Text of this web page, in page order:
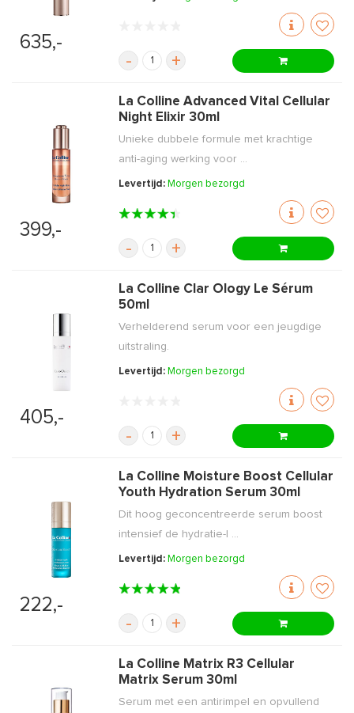
635,-
- +
399,-
La Colline Advanced Vital Cellular
Night Elixir 30ml
Unieke dubbele formule met krachtige
anti-aging werking voor ...
Levertijd: Morgen bezorgd
- +
405,-
La Colline Clar Ology Le Sérum
50ml
Verhelderend serum voor een jeugdige
uitstraling.
Levertijd: Morgen bezorgd
- +
222,-
La Colline Moisture Boost Cellular
Youth Hydration Serum 30ml
Dit hoog geconcentreerde serum boost
intensief de hydratie-l ...
Levertijd: Morgen bezorgd
- +
La Colline Matrix R3 Cellular
Matrix Serum 30ml
Serum met een antirimpel en opvullend